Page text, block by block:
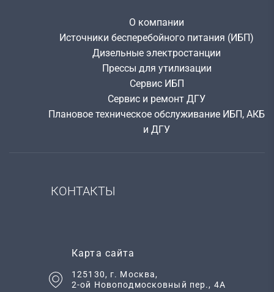
О компании
Источники бесперебойного питания (ИБП)
Дизельные электростанции
Прессы для утилизации
Сервис ИБП
Сервис и ремонт ДГУ
Плановое техническое обслуживание ИБП, АКБ
и ДГУ
КОНТАКТЫ
Карта сайта
125130, г. Москва,
2-ой Новоподмосковный пер., 4А